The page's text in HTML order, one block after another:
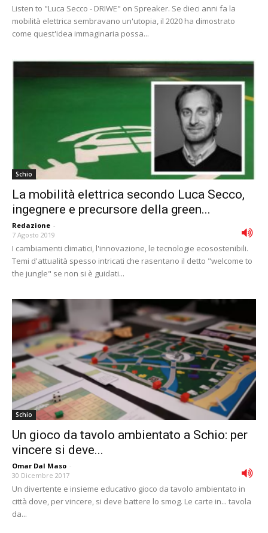
Listen to "Luca Secco - DRIWE" on Spreaker. Se dieci anni fa la
mobilità elettrica sembravano un'utopia, il 2020 ha dimostrato
come quest'idea immaginaria possa...
Schio
La mobilità elettrica secondo Luca Secco,
ingegnere e precursore della green...
Redazione -
7 Agosto 2019
I cambiamenti climatici, l'innovazione, le tecnologie ecosostenibili.
Temi d'attualità spesso intricati che rasentano il detto "welcome to
the jungle" se non si è guidati...
Schio
Un gioco da tavolo ambientato a Schio: per
vincere si deve...
Omar Dal Maso -
30 Dicembre 2017
Un divertente e insieme educativo gioco da tavolo ambientato in
città dove, per vincere, si deve battere lo smog. Le carte in... tavola
da...